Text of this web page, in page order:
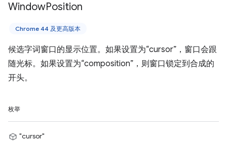
WindowPosition
Chrome 44 及更高版本
候选字词窗口的显示位置。如果设置为“cursor”，窗口会跟
随光标。如果设置为“composition”，则窗口锁定到合成的
开头。
枚举
"cursor"